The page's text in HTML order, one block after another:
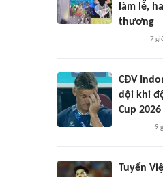
làm lễ,
thương
7
CĐV
dội khi
Cup 2026
9
Tuyển